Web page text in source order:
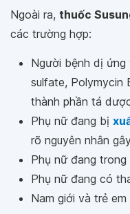
Ngoài ra, thuốc
các trường hợp:
Người bệnh dị
sulfate, Polymycin
thành phần tá
Phụ nữ đang bị
rõ nguyên nhân
Phụ nữ đang
Phụ nữ đang có
Nam giới và trẻ